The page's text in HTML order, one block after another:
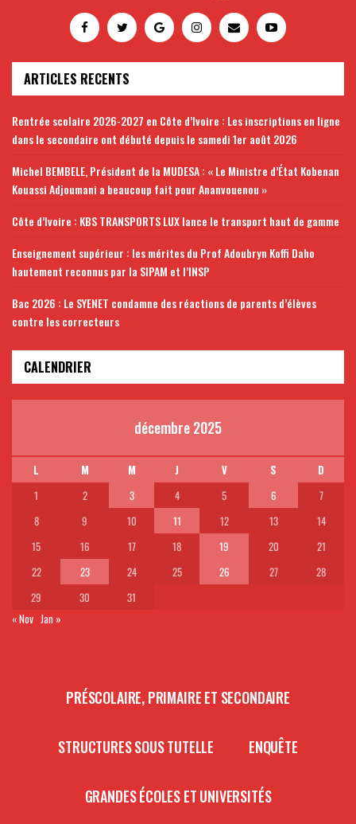
ARTICLES RECENTS
Rentrée scolaire 2026-2027 en Côte d’Ivoire : Les inscriptions en ligne
dans le secondaire ont débuté depuis le samedi 1er août 2026
Michel BEMBELE, Président de la MUDESA : « Le Ministre d’État Kobenan
Kouassi Adjoumani a beaucoup fait pour Ananvouenou »
Côte d’Ivoire : KBS TRANSPORTS LUX lance le transport haut de gamme
Enseignement supérieur : les mérites du Prof Adoubryn Koffi Daho
hautement reconnus par la SIPAM et l’INSP
Bac 2026 : Le SYENET condamne des réactions de parents d’élèves
contre les correcteurs
CALENDRIER
décembre 2025
L M M J V S
D
1
2 3 4 5 6
7
8
9 10 11 12 13
14
15
16 17 18 19 20
21
22
23 24 25 26 27
28
29
30
31
« Nov Jan »
PRÉSCOLAIRE, PRIMAIRE ET SECONDAIRE
STRUCTURES SOUS TUTELLE ENQUÊTE
GRANDES ÉCOLES ET UNIVERSITÉS